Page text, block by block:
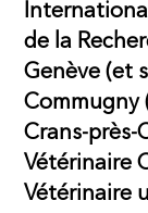
de la
Genève (et
Commugny
Crans-près-
Vétérinaire
Vétérinaire